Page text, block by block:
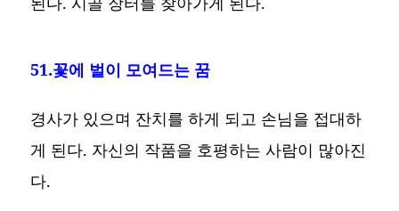
51.꽃에 벌이 모여드는 꿈
경사가 있으며 잔치를 하게 되고 손님을 접대하
게 된다. 자신의 작품을 호평하는 사람이 많아진
다.